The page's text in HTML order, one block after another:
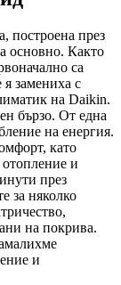
построена през
основно. Както
са
я замениха с
на Daikin.
бързо. От една
на енергия.
като
отопление и
през
за няколко
на покрива.
и